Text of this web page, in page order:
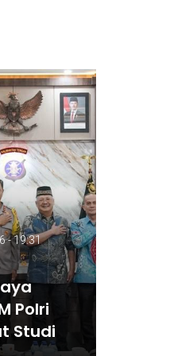
- 19:31
Polri
Studi